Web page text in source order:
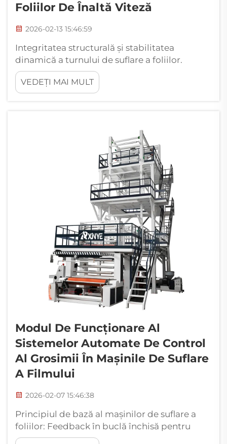
Foliilor De Înaltă Viteză
2026-02-13 15:46:59
Integritatea structurală și stabilitatea
dinamică a turnului de suflare a foliilor.
Gestionarea încărcărilor dinamice și a
vibrațiilor la viteze ridicate ale liniei. La
funcționarea cu peste 100 de metri pe minut,
VEDEȚI MAI MULT
Modul De Funcționare Al
Sistemelor Automate De Control
Al Grosimii În Mașinile De Suflare
A Filmului
2026-02-07 15:46:38
Principiul de bază al mașinilor de suflare a
foliilor: Feedback în buclă închisă pentru
corecția în timp real a grosimii. La baza